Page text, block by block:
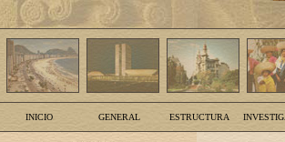
INICIO GENERAL ESTRUCTURA